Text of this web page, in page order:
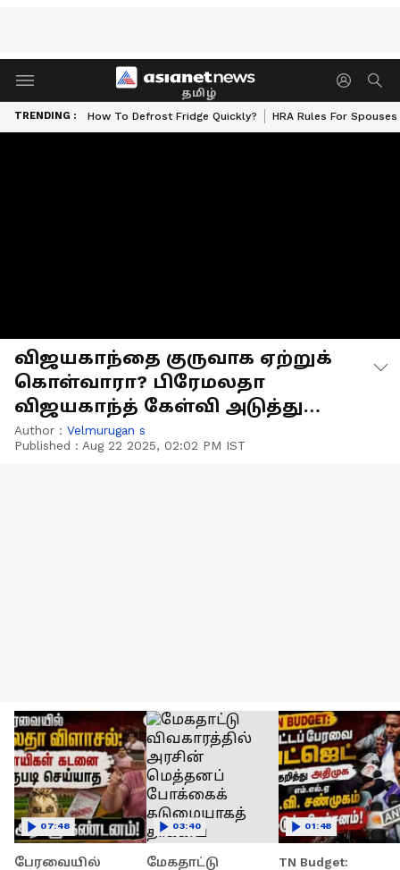
தமிழ்
TRENDING : How To Defrost Fridge Quickly? HRA Rules For Spouses
விஜயகாந்தை குருவாக ஏற்றுக்
கொள்வாரா? பிரேமலதா
விஜயகாந்த் கேள்வி அடுத்து
என்ன நடக்கும்?
Author : Velmurugan s
Published : Aug 22 2025, 02:02 PM IST
பேரவையில்
07:48
மேகதாட்டு
03:40
TN Budget:
01:48